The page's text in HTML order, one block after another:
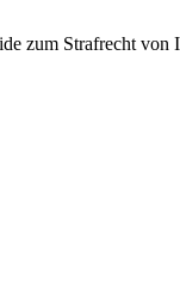
zum Strafrecht